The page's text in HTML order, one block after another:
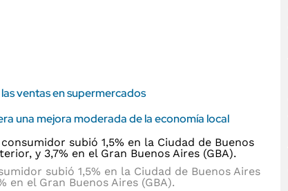
ventas en supermercados
una mejora moderada de la economía local
subió 1,5% en la Ciudad de Buenos Aires
en el Gran Buenos Aires (GBA).